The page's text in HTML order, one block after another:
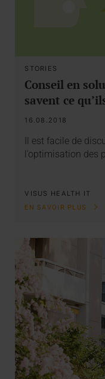
STORIES
Conseil en
savent ce
16.08.2018
Il est facile de
l’optimisation
VISUS HEALTH IT
EN SAVOIR PLUS